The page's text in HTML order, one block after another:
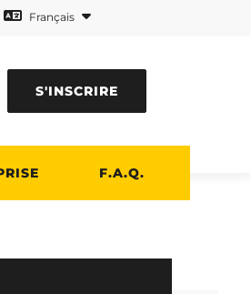
Français
S'INSCRIRE
F.A.Q.